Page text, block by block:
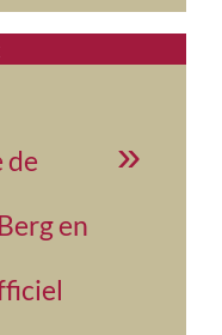
de
en